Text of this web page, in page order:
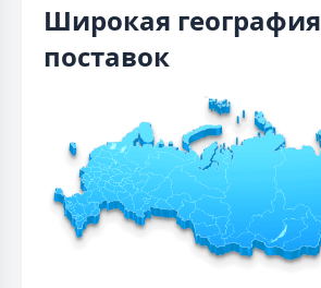
Широкая география
поставок